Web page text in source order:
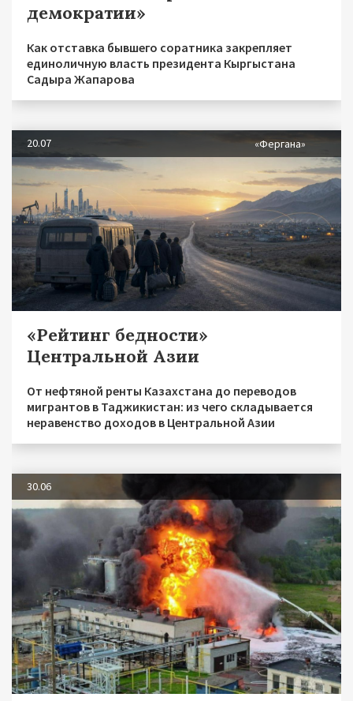
демократии»
Как отставка бывшего соратника закрепляет
единоличную власть президента Кыргыстана
Садыра Жапарова
20.07 «Фергана»
«Рейтинг бедности»
Центральной Азии
От нефтяной ренты Казахстана до переводов
мигрантов в Таджикистан: из чего складывается
неравенство доходов в Центральной Азии
30.06